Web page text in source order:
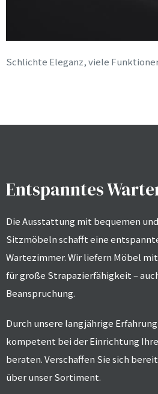
Schlichte Eleganz, viele
Entspanntes
Die Ausstattung mit bequemen
Sitzmöbeln schafft eine
Wartezimmer. Wir liefern Möbel
für große Strapazierfähigkeit –
Beanspruchung.
Durch unsere langjährige
kompetent bei der Einrichtung
beraten. Verschaffen Sie sich
über unser Sortiment.